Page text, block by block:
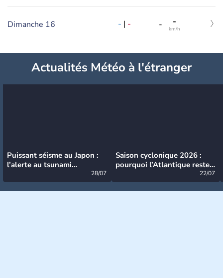
Dimanche 16 - | - - -
km/h
Actualités Météo à l'étranger
Puissant séisme au Japon :
l’alerte au tsunami
28/07
Saison cyclonique 2026 :
pourquoi l’Atlantique reste
22/07